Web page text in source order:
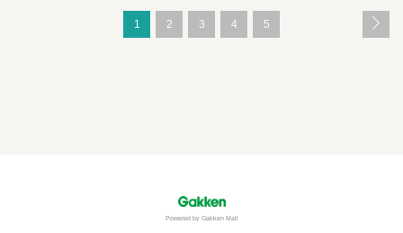
1 2 3 4 5
Powered by Gakken Mall